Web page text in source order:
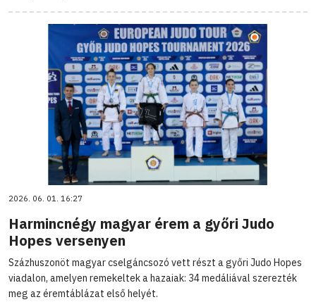
2026. 06. 01. 16:27
Harmincnégy magyar érem a győri Judo
Hopes versenyen
Százhuszonöt magyar cselgáncsozó vett részt a győri Judo Hopes
viadalon, amelyen remekeltek a hazaiak: 34 medáliával szerezték
meg az éremtáblázat első helyét.